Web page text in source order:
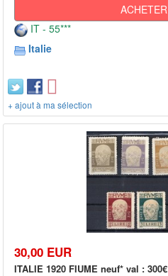
ACHETER
IT - 55***
Italie
+ ajout à ma sélection
30,00 EUR
ITALIE 1920 FIUME neuf* val : 300€